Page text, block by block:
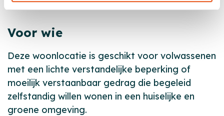
een kwartier fietsen.
Voor wie
Deze woonlocatie is geschikt voor volwassenen
met een lichte verstandelijke beperking of
moeilijk verstaanbaar gedrag die begeleid
zelfstandig willen wonen in een huiselijke en
groene omgeving.